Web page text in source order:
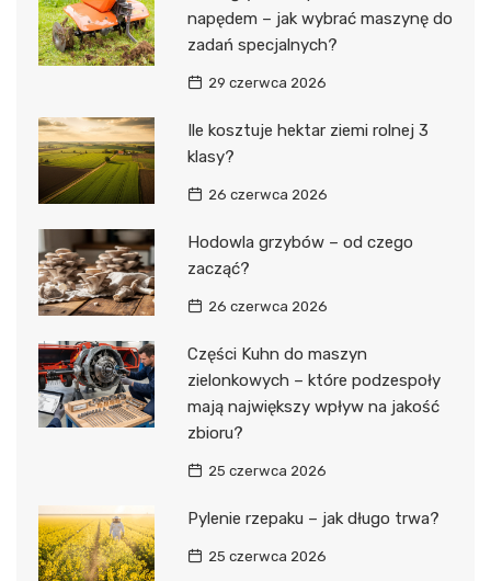
napędem – jak wybrać maszynę do
zadań specjalnych?
29 czerwca 2026
Ile kosztuje hektar ziemi rolnej 3
klasy?
26 czerwca 2026
Hodowla grzybów – od czego
zacząć?
26 czerwca 2026
Części Kuhn do maszyn
zielonkowych – które podzespoły
mają największy wpływ na jakość
zbioru?
25 czerwca 2026
Pylenie rzepaku – jak długo trwa?
25 czerwca 2026